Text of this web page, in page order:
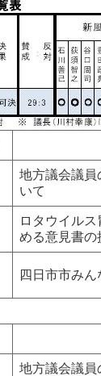
地方議会議員
いて
ロタウイル
める意見書の
四日市市み
地方議会議員